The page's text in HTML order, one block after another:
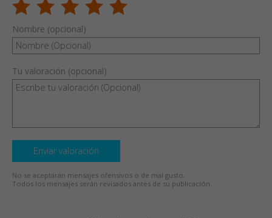
Nombre (opcional)
Tu valoración (opcional)
Enviar valoración
No se aceptarán mensajes ofensivos o de mal gusto.
Todos los mensajes serán revisados antes de su publicación.